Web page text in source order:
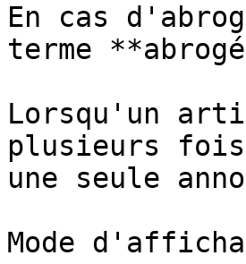
En cas
terme
Lorsqu'un
plusieurs
une seule
Mode